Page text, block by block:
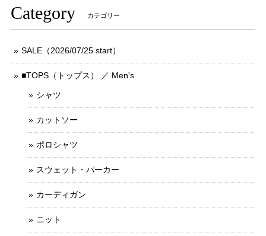
Category カテゴリー
SALE（2026/07/25 start）
■TOPS（トップス） ／ Men's
シャツ
カットソー
ポロシャツ
スウェット・パーカー
カーディガン
ニット